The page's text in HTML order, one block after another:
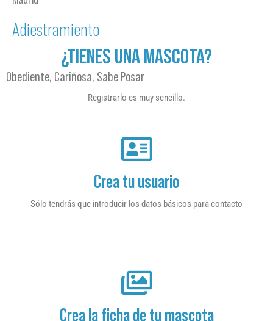
Adiestramiento
¿TIENES UNA MASCOTA?
Obediente, Cariñosa, Sabe Posar
Registrarlo es muy sencillo.
Crea tu usuario
Sólo tendrás que introducir los datos básicos para contacto
Crea la ficha de tu mascota